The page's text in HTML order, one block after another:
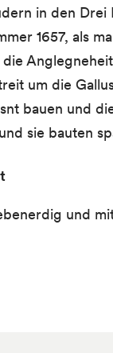
in den
1657, als
um die
bauen und
sie bauten
und